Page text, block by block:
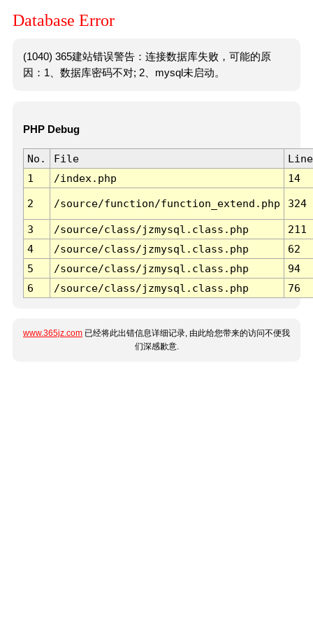
Database Error
(1040) 365建站错误警告：连接数据库失败，可能的原
因：1、数据库密码不对; 2、mysql未启动。
PHP Debug
No. File
Line
1
/index.php 14
2 /source/function/function_extend.php 324
3 /source/class/jzmysql.class.php
211
4
/source/class/jzmysql.class.php
62
5
/source/class/jzmysql.class.php
94
6
/source/class/jzmysql.class.php 76
www.365jz.com 已经将此出错信息详细记录, 由此给您带来的访问不便我
们深感歉意.